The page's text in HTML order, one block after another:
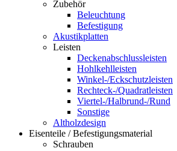
Zubehör
Beleuchtung
Befestigung
Akustikplatten
Leisten
Deckenabschlussleisten
Hohlkehlleisten
Winkel-/Eckschutzleisten
Rechteck-/Quadratleisten
Viertel-/Halbrund-/Rund
Sonstige
Altholzdesign
Eisenteile / Befestigungsmaterial
Schrauben